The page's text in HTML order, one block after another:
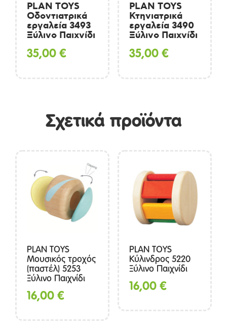
PLAN TOYS
Οδοντιατρικά
εργαλεία 3493
Ξύλινο Παιχνίδι
35,00€
PLAN TOYS
Κτηνιατρικά
εργαλεία 3490
Ξύλινο Παιχνίδι
35,00€
Σχετικά προϊόντα
PLAN TOYS
Μουσικός τροχός
(παστέλ) 5253
Ξύλινο Παιχνίδι
16,00€
PLAN TOYS
Κύλινδρος 5220
Ξύλινο Παιχνίδι
16,00€